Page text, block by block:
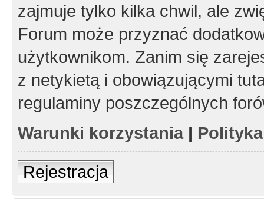
zajmuje tylko kilka chwil, ale
Forum może przyznać
użytkownikom. Zanim się
z netykietą i obowiązującymi
regulaminy poszczególnych
Warunki korzystania|
Rejestracja